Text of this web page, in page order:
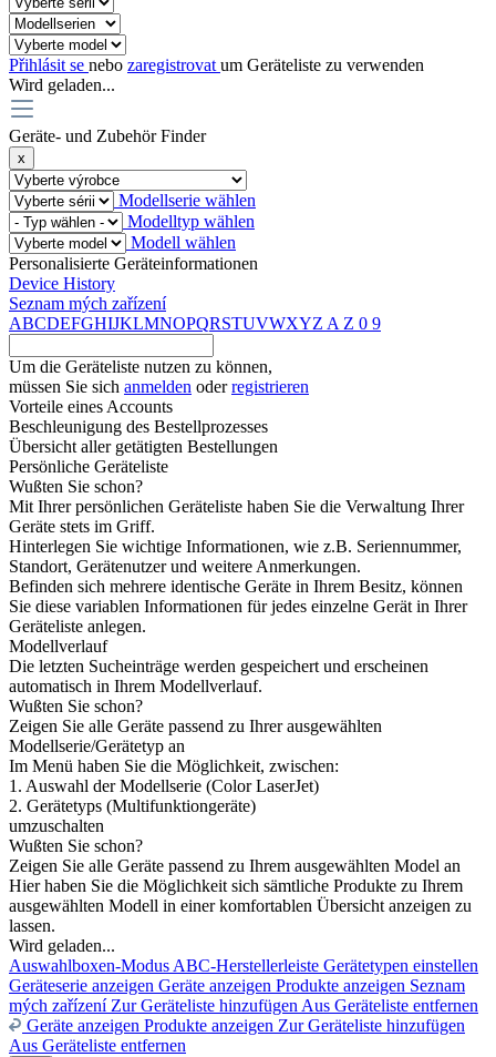
Přihlásit se nebo zaregistrovat um Geräteliste zu verwenden
Wird geladen...
Geräte- und Zubehör Finder
x
Modellserie wählen
Modelltyp wählen
Modell wählen
Personalisierte Geräteinformationen
Device History
Seznam mých zařízení
ABCDEFGHIJKLMNOPQRSTUVWXYZ A Z 0 9
Um die Geräteliste nutzen zu können,
müssen Sie sich anmelden oderregistrieren
Vorteile eines Accounts
Beschleunigung des Bestellprozesses
Übersicht aller getätigten Bestellungen
Persönliche Geräteliste
Wußten Sie schon?
Mit Ihrer persönlichen Geräteliste haben Sie die Verwaltung Ihrer
Geräte stets im Griff.
Hinterlegen Sie wichtige Informationen, wie z.B. Seriennummer,
Standort, Gerätenutzer und weitere Anmerkungen.
Befinden sich mehrere identische Geräte in Ihrem Besitz, können
Sie diese variablen Informationen für jedes einzelne Gerät in Ihrer
Geräteliste anlegen.
Modellverlauf
Die letzten Sucheinträge werden gespeichert und erscheinen
automatisch in Ihrem Modellverlauf.
Wußten Sie schon?
Zeigen Sie alle Geräte passend zu Ihrer ausgewählten
Modellserie/Gerätetyp an
Im Menü haben Sie die Möglichkeit, zwischen:
1. Auswahl der Modellserie (Color LaserJet)
2. Gerätetyps (Multifunktiongeräte)
umzuschalten
Wußten Sie schon?
Zeigen Sie alle Geräte passend zu Ihrem ausgewählten Model an
Hier haben Sie die Möglichkeit sich sämtliche Produkte zu Ihrem
ausgewählten Modell in einer komfortablen Übersicht anzeigen zu
lassen.
Wird geladen...
Auswahlboxen-Modus ABC-Herstellerleiste Gerätetypen einstellen
Geräteserie anzeigen Geräte anzeigen Produkte anzeigen Seznam
mých zařízení Zur Geräteliste hinzufügen Aus Geräteliste entfernen
Geräte anzeigen Produkte anzeigen Zur Geräteliste hinzufügen
Aus Geräteliste entfernen